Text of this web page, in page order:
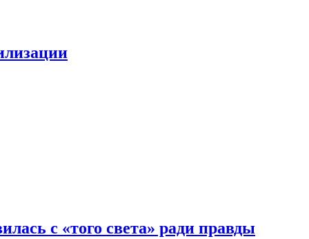
с «того света» ради правды